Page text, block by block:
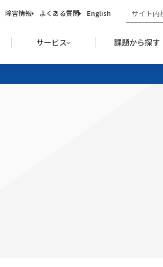
障害情報 よくある質問 English
サービス 課題から探す